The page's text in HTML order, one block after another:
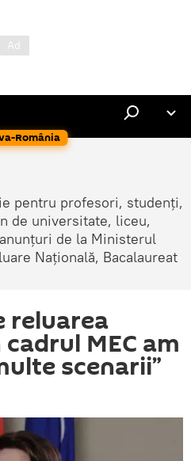
România
pentru profesori, studenți,
de universitate, liceu,
de la Ministerul
Națională, Bacalaureat
reluarea
MEC am
scenarii”